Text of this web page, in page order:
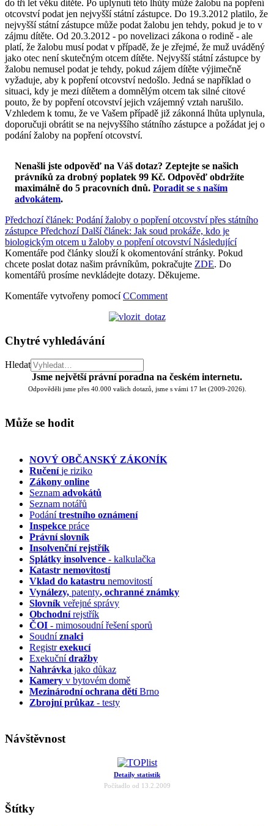
do tří let věku dítěte. Po uplynutí této lhůty může žalobu na popření
otcovství podat jen nejvyšší státní zástupce. Do 19.3.2012 platilo, že
nejvyšší státní zástupce může podat žalobu jen tehdy, pokud je to v
zájmu dítěte. Od 20.3.2012 - po novelizaci zákona o rodině - ale
platí, že žalobu musí podat v případě, že je zřejmé, že muž uváděný
jako otec není skutečným otcem dítěte. Nejvyšší státní zástupce by
žalobu nemusel podat je tehdy, pokud zájem dítěte výjimečně
vyžaduje, aby k popření otcovství nedošlo. Jedná se například o
situaci, kdy je mezi dítětem a domnělým otcem tak silné citové
pouto, že by popření otcovství jejich vzájemný vztah narušilo.
Vzhledem k tomu, že ve Vašem případě již zákonná lhůta uplynula,
doporučuji obrátit se na nejvyššího státního zástupce a požádat jej o
podání žaloby na popření otcovství.
Nenašli jste odpověď na Váš dotaz? Zeptejte se našich
právníků za drobný poplatek 99 Kč. Odpověď obdržíte
maximálně do 5 pracovních dnů. Poradit se s naším
advokátem.
Předchozí článek: Podání žaloby o popření otcovství přes státního
zástupce Předchozí Další článek: Jak soud prokáže, kdo je
biologickým otcem u žaloby o popření otcovstvíNásledující
Komentáře pod články slouží k okomentování stránky. Pokud
chcete poslat dotaz našim právníkům, pokračujte ZDE. Do
komentářů prosíme nevkládejte dotazy. Děkujeme.
Komentáře vytvořeny pomocíCComment
Chytré vyhledávání
Hledat
Jsme největší právní poradna na českém internetu.
Odpověděli jsme přes 40.000 vašich dotazů, jsme s vámi 17 let (2009-2026).
Může se hodit
NOVÝ OBČANSKÝ ZÁKONÍK
Ručeníje riziko
Zákony online
Seznam advokátů
Seznam notářů
Podánítrestního oznámení
Inspekce práce
Právní slovník
Insolvenčnírejstřík
Splátky insolvence - kalkulačka
Katastr nemovitostí
Vklad do katastru nemovitostí
Vynálezy, patenty, ochranné známky
Slovník veřejné správy
Obchodnírejstřík
ČOI - mimosoudní řešení sporů
Soudníznalci
Registrexekucí
Exekučnídražby
Nahrávka jako důkaz
Kamery v bytovém domě
Mezinárodní ochrana dětíBrno
Zbrojní průkaz - testy
Návštěvnost
Detaily statistik
Počítadlo od 13.2.2009
Štítky